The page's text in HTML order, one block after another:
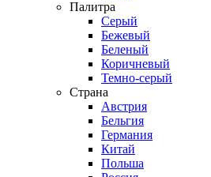
Палитра
Серый
Бежевый
Беленый
Коричневый
Темно-серый
Страна
Австрия
Бельгия
Германия
Китай
Польша